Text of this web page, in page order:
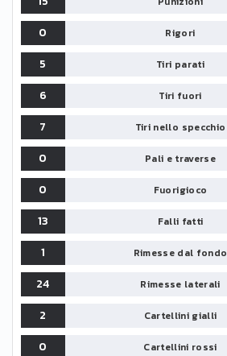
0
Rigori
5
Tiri parati
6
Tiri fuori
7
Tiri nello specchio
0
Pali e traverse
0
Fuorigioco
13
Falli fatti
1
Rimesse dal fondo
24
Rimesse laterali
2
Cartellini gialli
0
Cartellini rossi